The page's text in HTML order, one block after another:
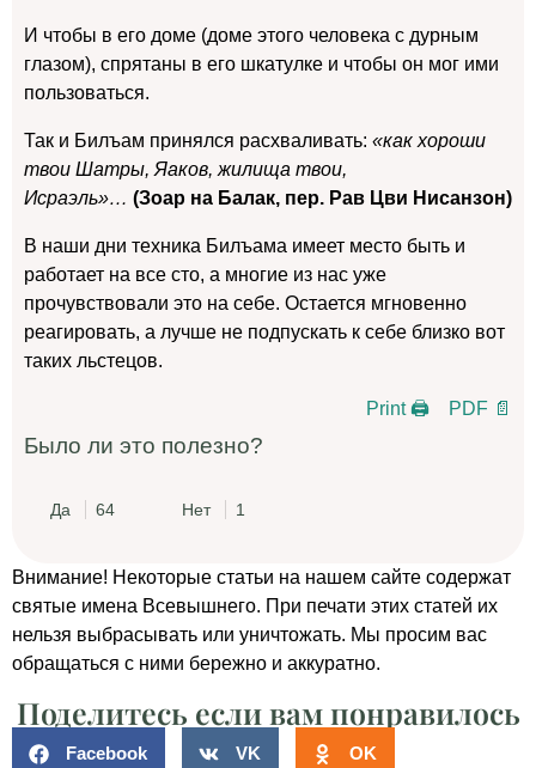
И чтобы в его доме (доме этого человека с дурным
глазом), спрятаны в его шкатулке и чтобы он мог ими
пользоваться.
Так и Билъам принялся расхваливать: «как хороши
твои Шатры, Яаков, жилища твои,
Исраэль»… (Зоар на Балак, пер. Рав Цви Нисанзон)
В наши дни техника Билъама имеет место быть и
работает на все сто, а многие из нас уже
прочувствовали это на себе. Остается мгновенно
реагировать, а лучше не подпускать к себе близко вот
таких льстецов.
Print 🖨 PDF 📄
Было ли это полезно?
Да 64 Нет 1
Внимание! Некоторые статьи на нашем сайте содержат
святые имена Всевышнего. При печати этих статей их
нельзя выбрасывать или уничтожать. Мы просим вас
обращаться с ними бережно и аккуратно.
Поделитесь если вам понравилось
Facebook VK OK